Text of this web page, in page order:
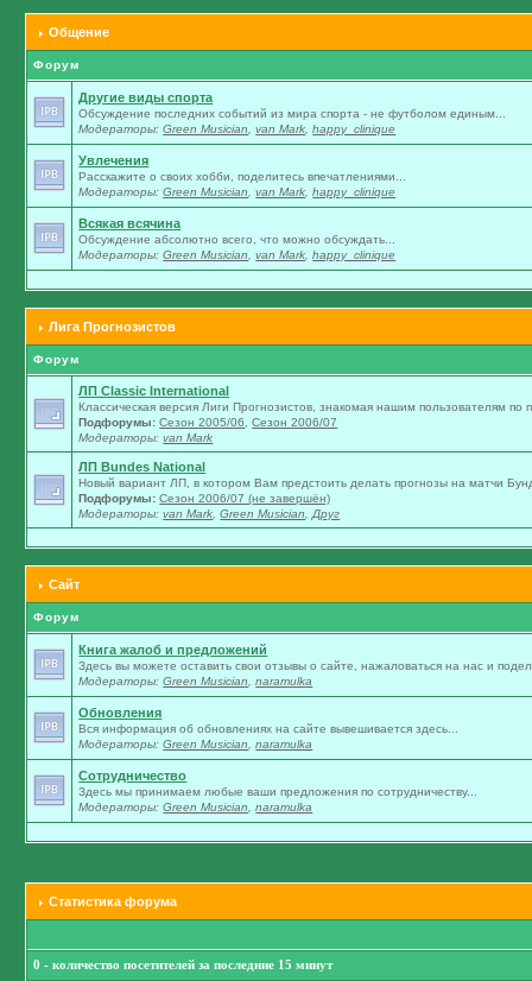
Общение
Форум
Другие виды спорта
Обсуждение последних событий из мира спорта - не футболом единым...
Модераторы:Green Musician ,van Mark ,happy_clinique
Увлечения
Расскажите о своих хобби, поделитесь впечатлениями...
Модераторы:Green Musician ,van Mark ,happy_clinique
Всякая всячина
Обсуждение абсолютно всего, что можно обсуждать...
Модераторы:Green Musician ,van Mark ,happy_clinique
Лига Прогнозистов
Форум
ЛП Classic International
Классическая версия Лиги Прогнозистов, знакомая нашим пользователям по
Подфорумы: Сезон 2005/06 ,Сезон 2006/07
Модераторы:van Mark
ЛП Bundes National
Новый вариант ЛП, в котором Вам предстоить делать прогнозы на матчи
Подфорумы: Сезон 2006/07 (не завершён)
Модераторы:van Mark ,Green Musician ,Друг
Сайт
Форум
Книга жалоб и предложений
Здесь вы можете оставить свои отзывы о сайте, нажаловаться на нас и
Модераторы:Green Musician ,naramulka
Обновления
Вся информация об обновлениях на сайте вывешивается здесь...
Модераторы:Green Musician ,naramulka
Сотрудничество
Здесь мы принимаем любые ваши предложения по сотрудничеству...
Модераторы:Green Musician ,naramulka
Статистика форума
0 - количество посетителей за последние 15 минут